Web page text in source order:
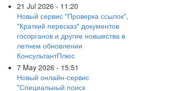
21 Jul 2026 - 11:20
Новый сервис "Проверка ссылок",
"Краткий пересказ" документов
госорганов и другие новшества в
летнем обновлении
КонсультантПлюс
7 May 2026 - 15:51
Новый онлайн-сервис
"Специальный поиск